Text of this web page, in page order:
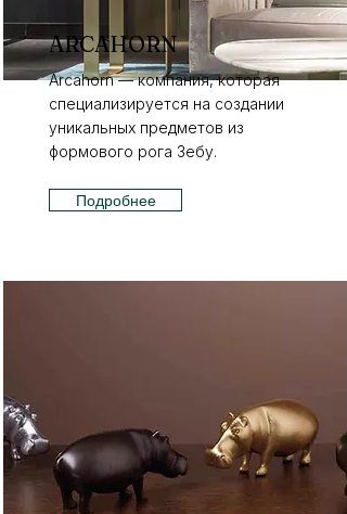
ARCAHORN
Arcahorn — компания, которая
специализируется на создании
уникальных предметов из
формового рога Зебу.
Подробнее